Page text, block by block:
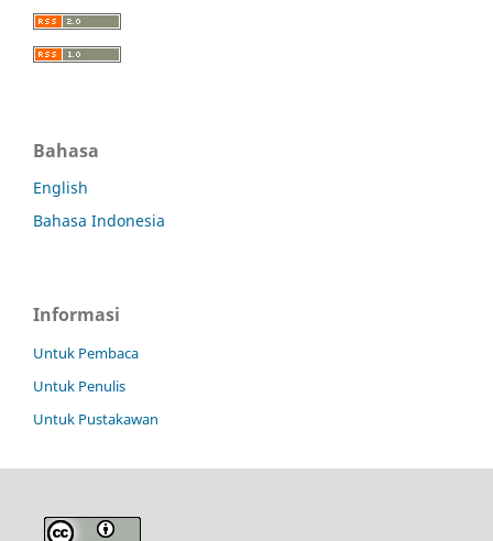
Bahasa
English
Bahasa Indonesia
Informasi
Untuk Pembaca
Untuk Penulis
Untuk Pustakawan